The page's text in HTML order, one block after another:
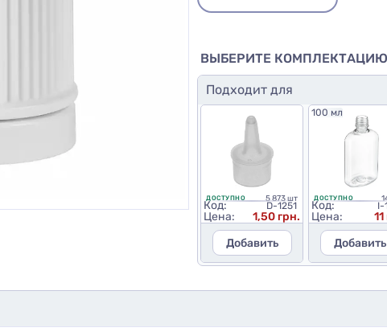
ВЫБЕРИТЕ КОМПЛЕКТАЦИЮ
Подходит для
ДОСТУПНО 5 873 шт
Код: D-1251
Цена:
1,50 грн.
Добавить
100 мл
ДОСТУПНО
Код: I-
Цена:
Добавить